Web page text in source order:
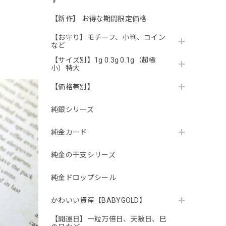
【新作】 お得な期間限定価格
【お守り】モチーフ、小判、コイン
など
【サイズ別】1g 0.3g 0.1g（超極
小）特大
【価格帯別】
純銀シリーズ
純金カード
純金の干支シリーズ
純金ドロップシール
かわいい資産【BABYGOLD】
【開運日】一粒万倍日、天赦日、巳